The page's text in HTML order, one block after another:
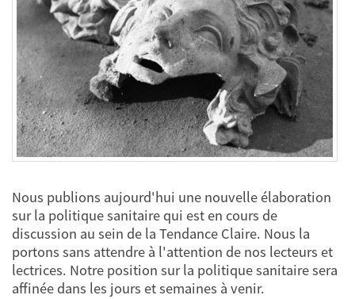
Nous publions aujourd'hui une nouvelle élaboration
sur la politique sanitaire qui est en cours de
discussion au sein de la Tendance Claire. Nous la
portons sans attendre à l'attention de nos lecteurs et
lectrices. Notre position sur la politique sanitaire sera
affinée dans les jours et semaines à venir.